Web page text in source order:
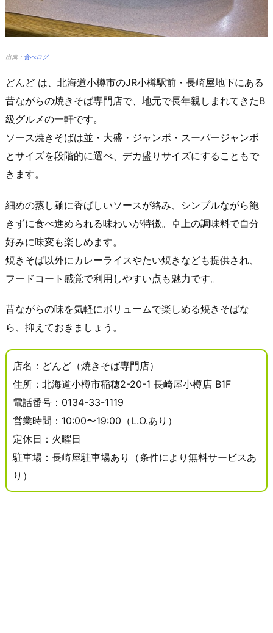
出典： 食べログ
どんど は、北海道小樽市のJR小樽駅前・長崎屋地下にある
昔ながらの焼きそば専門店で、地元で長年親しまれてきたB
級グルメの一軒です。
ソース焼きそばは並・大盛・ジャンボ・スーパージャンボ
とサイズを段階的に選べ、デカ盛りサイズにすることもで
きます。
細めの蒸し麺に香ばしいソースが絡み、シンプルながら飽
きずに食べ進められる味わいが特徴。卓上の調味料で自分
好みに味変も楽しめます。
焼きそば以外にカレーライスやたい焼きなども提供され、
フードコート感覚で利用しやすい点も魅力です。
昔ながらの味を気軽にボリュームで楽しめる焼きそばな
ら、抑えておきましょう。
店名：どんど（焼きそば専門店）
住所：北海道小樽市稲穂2-20-1 長崎屋小樽店 B1F
電話番号：0134-33-1119
営業時間：10:00〜19:00（L.O.あり）
定休日：火曜日
駐車場：長崎屋駐車場あり（条件により無料サービスあ
り）